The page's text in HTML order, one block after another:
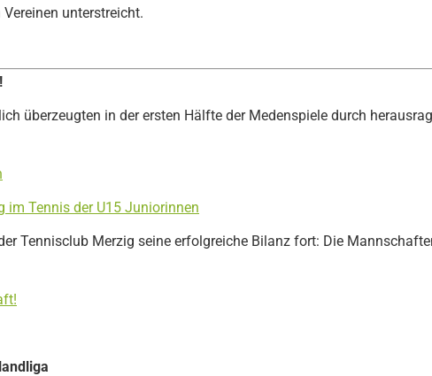
unterstreicht.
überzeugten in der ersten Hälfte der Medenspiele durch
im Tennis der U15 Juniorinnen
Tennisclub Merzig seine erfolgreiche Bilanz fort: Die